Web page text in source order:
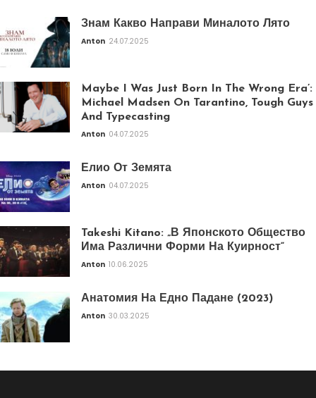
Знам Какво Направи Миналото Лято
Anton 24.07.2025
Maybe I Was Just Born In The Wrong Era’:
Michael Madsen On Tarantino, Tough Guys
And Typecasting
Anton 04.07.2025
Елио От Земята
Anton 04.07.2025
Takeshi Kitano: „В Японското Общество
Има Различни Форми На Куирност“
Anton 10.06.2025
Анатомия На Едно Падане (2023)
Anton 30.03.2025